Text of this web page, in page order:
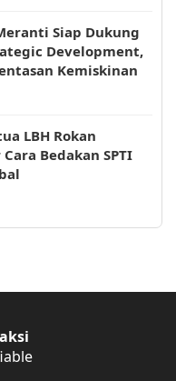
Siap Dukung
Development,
Kemiskinan
LBH Rokan
Bedakan SPTI